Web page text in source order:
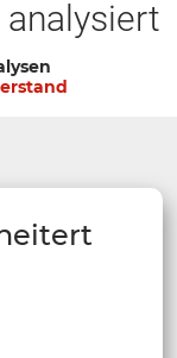
analysiert